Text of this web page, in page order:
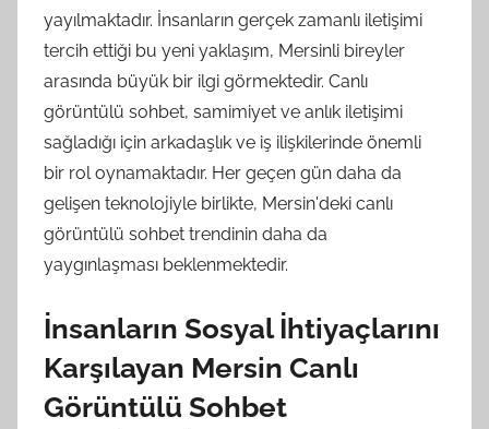
yayılmaktadır. İnsanların gerçek zamanlı iletişimi
tercih ettiği bu yeni yaklaşım, Mersinli bireyler
arasında büyük bir ilgi görmektedir. Canlı
görüntülü sohbet, samimiyet ve anlık iletişimi
sağladığı için arkadaşlık ve iş ilişkilerinde önemli
bir rol oynamaktadır. Her geçen gün daha da
gelişen teknolojiyle birlikte, Mersin'deki canlı
görüntülü sohbet trendinin daha da
yaygınlaşması beklenmektedir.
İnsanların Sosyal İhtiyaçlarını
Karşılayan Mersin Canlı
Görüntülü Sohbet